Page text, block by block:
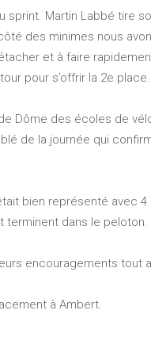
Martin Labbé tire
des minimes nous
et à faire
pour s’offrir la 2e place.
Dôme des écoles de
de la journée qui
bien représenté avec 4
terminent dans le peloton.
encouragements tout
à Ambert.